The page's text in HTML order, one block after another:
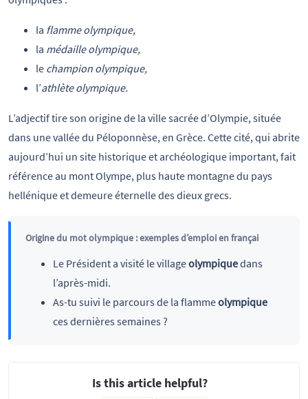
la flamme olympique,
la médaille olympique,
le champion olympique,
l’athlète olympique.
L’adjectif tire son origine de la ville sacrée d’Olympie, située
dans une vallée du Péloponnèse, en Grèce. Cette cité, qui abrite
aujourd’hui un site historique et archéologique important, fait
référence au mont Olympe, plus haute montagne du pays
hellénique et demeure éternelle des dieux grecs.
Origine du mot olympique : exemples d’emploi en françai
Le Président a visité le villageolympiquedans
l’après-midi.
As-tu suivi le parcours de la flammeolympique
ces dernières semaines ?
Is this article helpful?